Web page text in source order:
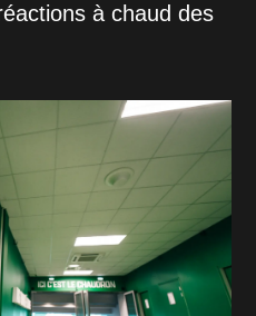
à chaud des